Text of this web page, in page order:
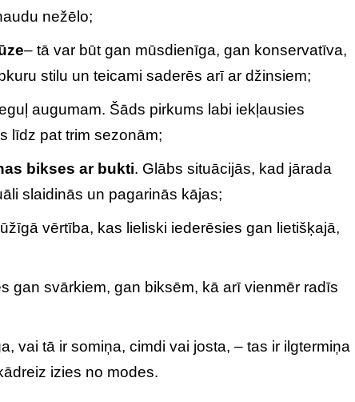
nežēlo;
– tā var būt gan mūsdienīga, gan konservatīva,
stilu un teicami saderēs arī ar džinsiem;
augumam. Šāds pirkums labi iekļausies
līdz pat trim sezonām;
bikses ar bukti. Glābs situācijās, kad jārada
slaidinās un pagarinās kājas;
vērtība, kas lieliski iederēsies gan lietišķajā,
gan svārkiem, gan biksēm, kā arī vienmēr radīs
vai tā ir somiņa, cimdi vai josta, – tas ir ilgtermiņa
izies no modes.